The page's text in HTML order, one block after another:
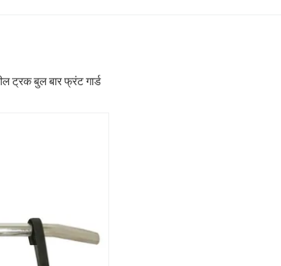
ट्रक बुल बार फ्रंट गार्ड